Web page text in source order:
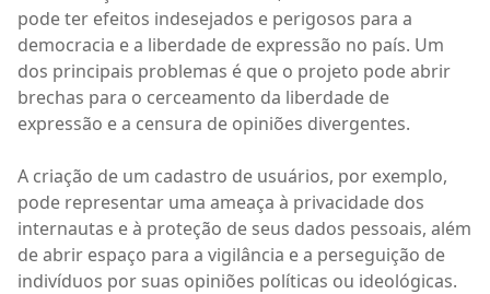
pode ter efeitos indesejados e perigosos para a
democracia e a liberdade de expressão no país. Um
dos principais problemas é que o projeto pode abrir
brechas para o cerceamento da liberdade de
expressão e a censura de opiniões divergentes.
A criação de um cadastro de usuários, por exemplo,
pode representar uma ameaça à privacidade dos
internautas e à proteção de seus dados pessoais, além
de abrir espaço para a vigilância e a perseguição de
indivíduos por suas opiniões políticas ou ideológicas.